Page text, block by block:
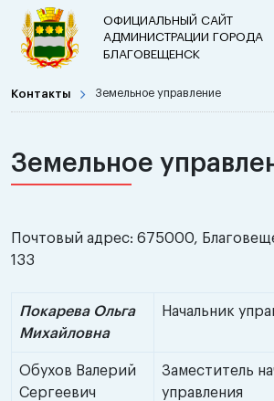
ОФИЦИАЛЬНЫЙ САЙТ
АДМИНИСТРАЦИИ ГОРОДА
БЛАГОВЕЩЕНСК
Контакты Земельное управление
Земельное
Почтовый адрес: 675000,
133
Покарева Ольга
Михайловна
Начальник
Обухов Валерий
Сергеевич
Заместитель
управления